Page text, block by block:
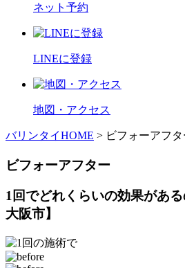
ネット予約
LINEに登録
地図・アクセス
バリンタイHOME > ビフォーアフタ
ビフォーアフター
1回でどれくらいの効果があ
大阪市】